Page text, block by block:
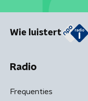
Wie luistert
Radio
Frequenties